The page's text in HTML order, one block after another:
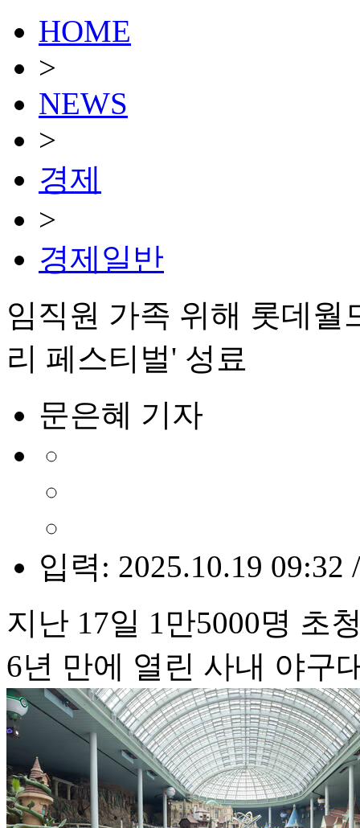
HOME
>
NEWS
>
경제
>
경제일반
임직원 가족 위해 롯데
리 페스티벌' 성료
문은혜 기자
입력: 2025.10.19 09:32
지난 17일 1만5000명 초
6년 만에 열린 사내 야구